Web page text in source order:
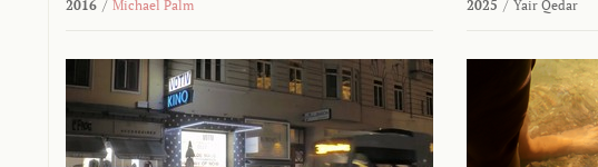
2016 / Michael Palm 2025 / Yair Qedar